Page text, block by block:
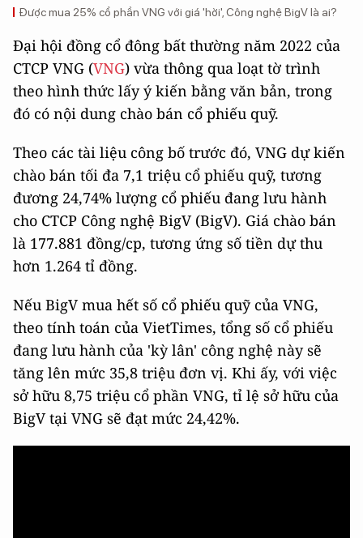
Được mua 25% cổ phần VNG với giá 'hời', Công nghệ BigV là ai?
Đại hội đồng cổ đông bất thường năm 2022 của
CTCP VNG (VNG) vừa thông qua loạt tờ trình
theo hình thức lấy ý kiến bằng văn bản, trong
đó có nội dung chào bán cổ phiếu quỹ.
Theo các tài liệu công bố trước đó, VNG dự kiến
chào bán tối đa 7,1 triệu cổ phiếu quỹ, tương
đương 24,74% lượng cổ phiếu đang lưu hành
cho CTCP Công nghệ BigV (BigV). Giá chào bán
là 177.881 đồng/cp, tương ứng số tiền dự thu
hơn 1.264 tỉ đồng.
Nếu BigV mua hết số cổ phiếu quỹ của VNG,
theo tính toán của VietTimes, tổng số cổ phiếu
đang lưu hành của 'kỳ lân' công nghệ này sẽ
tăng lên mức 35,8 triệu đơn vị. Khi ấy, với việc
sở hữu 8,75 triệu cổ phần VNG, tỉ lệ sở hữu của
BigV tại VNG sẽ đạt mức 24,42%.